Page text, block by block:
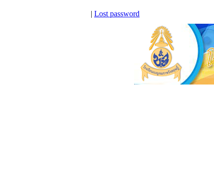
| Lost password